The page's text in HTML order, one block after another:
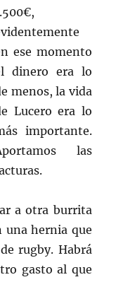
ese momento
dinero era lo
menos, la vida
Lucero era lo
importante.
las
a otra burrita
una hernia que
rugby. Habrá
gasto al que